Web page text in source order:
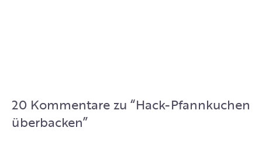
20 Kommentare zu “Hack-Pfannkuchen
überbacken”